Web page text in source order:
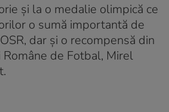
și la o medalie olimpică ce
o sumă importantă de
dar și o recompensă din
de Fotbal, Mirel